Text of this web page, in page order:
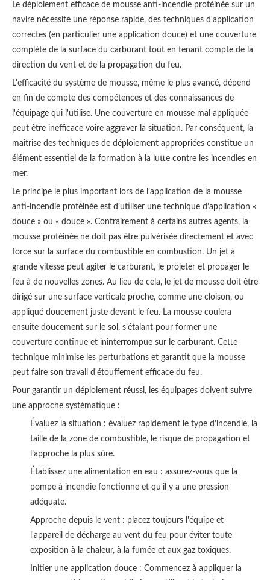
Le déploiement efficace de mousse anti-incendie protéinée sur un
navire nécessite une réponse rapide, des techniques d'application
correctes (en particulier une application douce) et une couverture
complète de la surface du carburant tout en tenant compte de la
direction du vent et de la propagation du feu.
L'efficacité du système de mousse, même le plus avancé, dépend
en fin de compte des compétences et des connaissances de
l'équipage qui l'utilise. Une couverture en mousse mal appliquée
peut être inefficace voire aggraver la situation. Par conséquent, la
maîtrise des techniques de déploiement appropriées constitue un
élément essentiel de la formation à la lutte contre les incendies en
mer.
Le principe le plus important lors de l’application de la mousse
anti-incendie protéinée est d’utiliser une technique d’application «
douce » ou « douce ». Contrairement à certains autres agents, la
mousse protéinée ne doit pas être pulvérisée directement et avec
force sur la surface du combustible en combustion. Un jet à
grande vitesse peut agiter le carburant, le projeter et propager le
feu à de nouvelles zones. Au lieu de cela, le jet de mousse doit être
dirigé sur une surface verticale proche, comme une cloison, ou
appliqué doucement juste devant le feu. La mousse coulera
ensuite doucement sur le sol, s’étalant pour former une
couverture continue et ininterrompue sur le carburant. Cette
technique minimise les perturbations et garantit que la mousse
peut faire son travail d'étouffement efficace du feu.
Pour garantir un déploiement réussi, les équipages doivent suivre
une approche systématique :
Évaluez la situation : évaluez rapidement le type d’incendie, la
taille de la zone de combustible, le risque de propagation et
l’approche la plus sûre.
Établissez une alimentation en eau : assurez-vous que la
pompe à incendie fonctionne et qu'il y a une pression
adéquate.
Approche depuis le vent : placez toujours l'équipe et
l'appareil de décharge au vent du feu pour éviter toute
exposition à la chaleur, à la fumée et aux gaz toxiques.
Initier une application douce : Commencez à appliquer la